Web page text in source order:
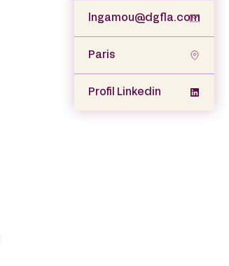
lngamou@dgfla.com
Paris
Profil Linkedin